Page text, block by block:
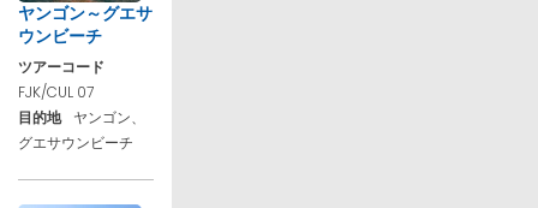
ヤンゴン～グエサ
ウンビーチ
ツアーコード
FJK/CUL 07
目的地
ヤンゴン、
グエサウンビーチ